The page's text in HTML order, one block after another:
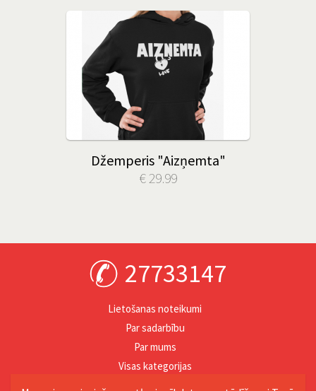
Džemperis "Aizņemta"
€ 29.99
27733147
Lietošanas noteikumi
Par sadarbību
Par mums
Visas kategorijas